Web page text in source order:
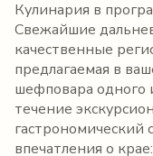
Кулинария в
Свежайшие
качественные
предлагаемая в
шефповара одного
течение
гастрономический
впечатления о